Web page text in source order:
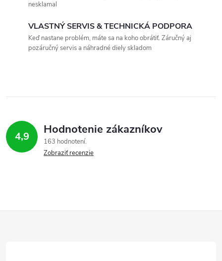
nesklamal
VLASTNÝ SERVIS & TECHNICKÁ PODPORA
Keď nastane problém, máte sa na koho obrátiť. Záručný aj
pozáručný servis a náhradné diely skladom
4,9 Hodnotenie zákazníkov
163 hodnotení
Zobraziť recenzie